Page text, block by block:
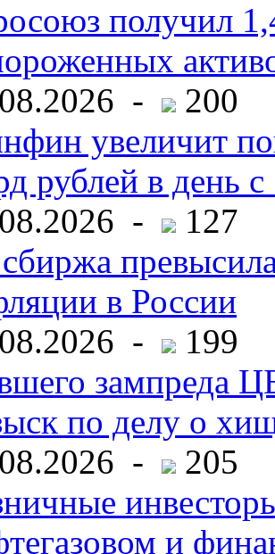
получил
-
200
увеличит
рублей в день с
-
127
в России
-
199
зампреда
по делу о
-
205
и